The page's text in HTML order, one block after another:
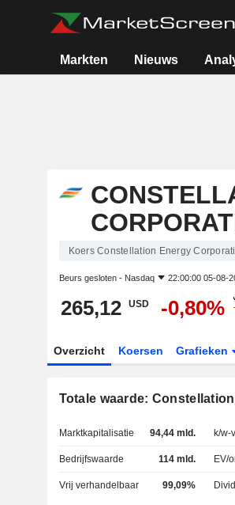
Markten Nieuws
Koers Constellation Energy
Beurs gesloten - Nasdaq 22:00:00 05-08-
265,12 USD -0,80%
Overzicht Koersen Grafieken
Totale waarde:
Marktkapitalisatie 94,44 mld. k/w-
Bedrijfswaarde 114 mld. EV/
Vrij verhandelbaar 99,09%